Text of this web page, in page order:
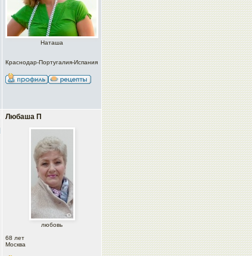
Наташа
Краснодар-Португалия-Испания
Любаша П
любовь
68 лет
Москва